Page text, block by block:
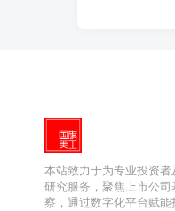
本站致力于为专业投资
研究服务，聚焦上市公
察，通过数字化平台赋